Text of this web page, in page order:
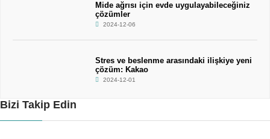
Mide ağrısı için evde uygulayabileceğiniz
çözümler
2024-12-06
Stres ve beslenme arasındaki ilişkiye yeni
çözüm: Kakao
2024-12-01
Bizi Takip Edin